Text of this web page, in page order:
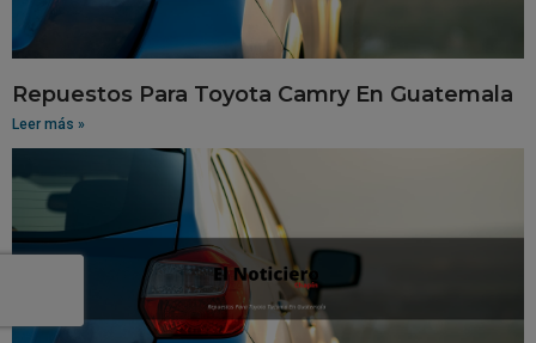
Repuestos Para Toyota Camry En Guatemala
Leer más »